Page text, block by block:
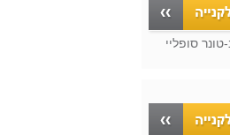
טונר סופליי